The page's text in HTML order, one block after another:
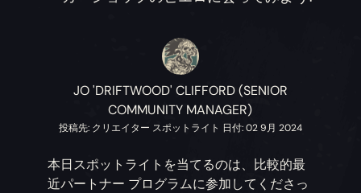
JO 'DRIFTWOOD' CLIFFORD (SENIOR
COMMUNITY MANAGER)
投稿先: クリエイター スポットライト 日付: 02 9月 2024
本日スポットライトを当てるのは、比較的最
近パートナー プログラムに参加してくださっ